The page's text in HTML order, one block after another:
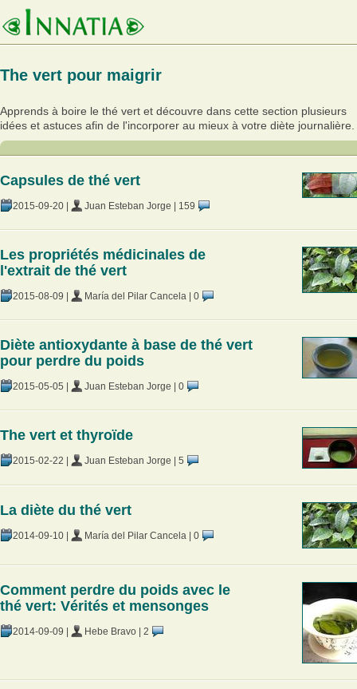
The vert pour maigrir
Apprends à boire le thé vert et découvre dans cette section plusieurs
idées et astuces afin de l'incorporer au mieux à votre diète journalière.
Capsules de thé vert
2015-09-20 Juan Esteban Jorge 159
Les propriétés médicinales de
l'extrait de thé vert
2015-08-09 María del Pilar Cancela 0
Diète antioxydante à base de thé vert
pour perdre du poids
2015-05-05 Juan Esteban Jorge 0
The vert et thyroïde
2015-02-22 Juan Esteban Jorge 5
La diète du thé vert
2014-09-10 María del Pilar Cancela 0
Comment perdre du poids avec le
thé vert: Vérités et mensonges
2014-09-09 Hebe Bravo 2